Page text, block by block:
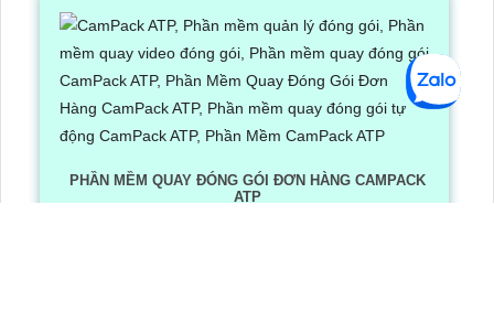
PHẦN MỀM QUAY ĐÓNG GÓI ĐƠN HÀNG CAMPACK
ATP